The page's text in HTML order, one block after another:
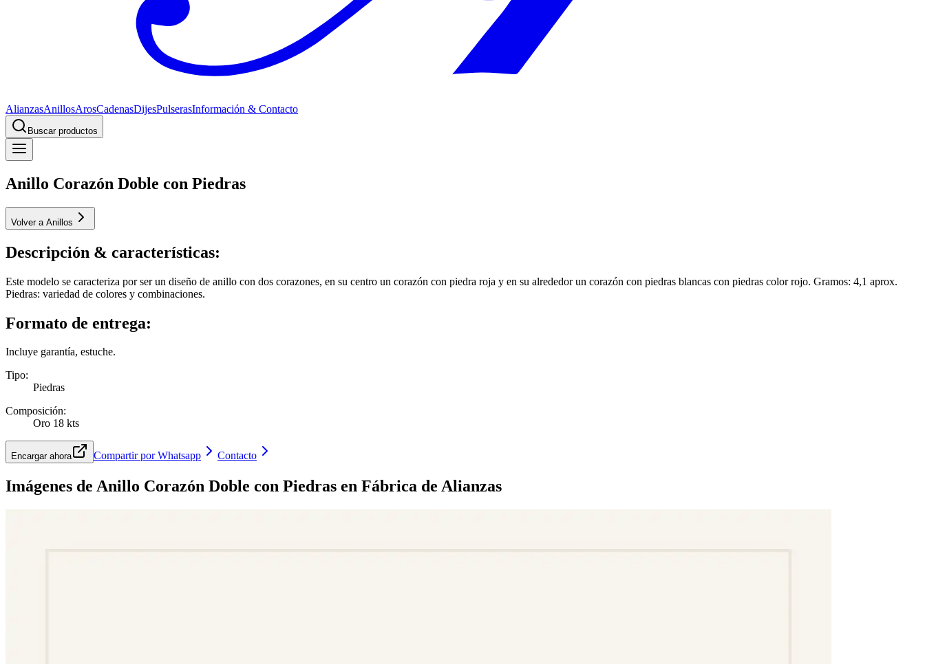
AlianzasAnillosArosCadenasDijesPulserasInformación & Contacto
Buscar productos
Anillo Corazón Doble con Piedras
Volver a Anillos
Descripción & características:
Este modelo se caracteriza por ser un diseño de anillo con dos corazones, en su centro un corazón con piedra roja y en su alrededor un corazón con piedras blancas con piedras color rojo. Gramos: 4,1 aprox.
Piedras: variedad de colores y combinaciones.
Formato de entrega:
Incluye garantía, estuche.
Tipo:
Piedras
Composición:
Oro 18 kts
Encargar ahora Compartir por Whatsapp Contacto
Imágenes de Anillo Corazón Doble con Piedras en Fábrica de Alianzas